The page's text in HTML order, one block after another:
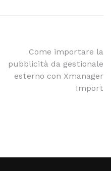
Come importare la
pubblicità da gestionale
esterno con Xmanager
Import